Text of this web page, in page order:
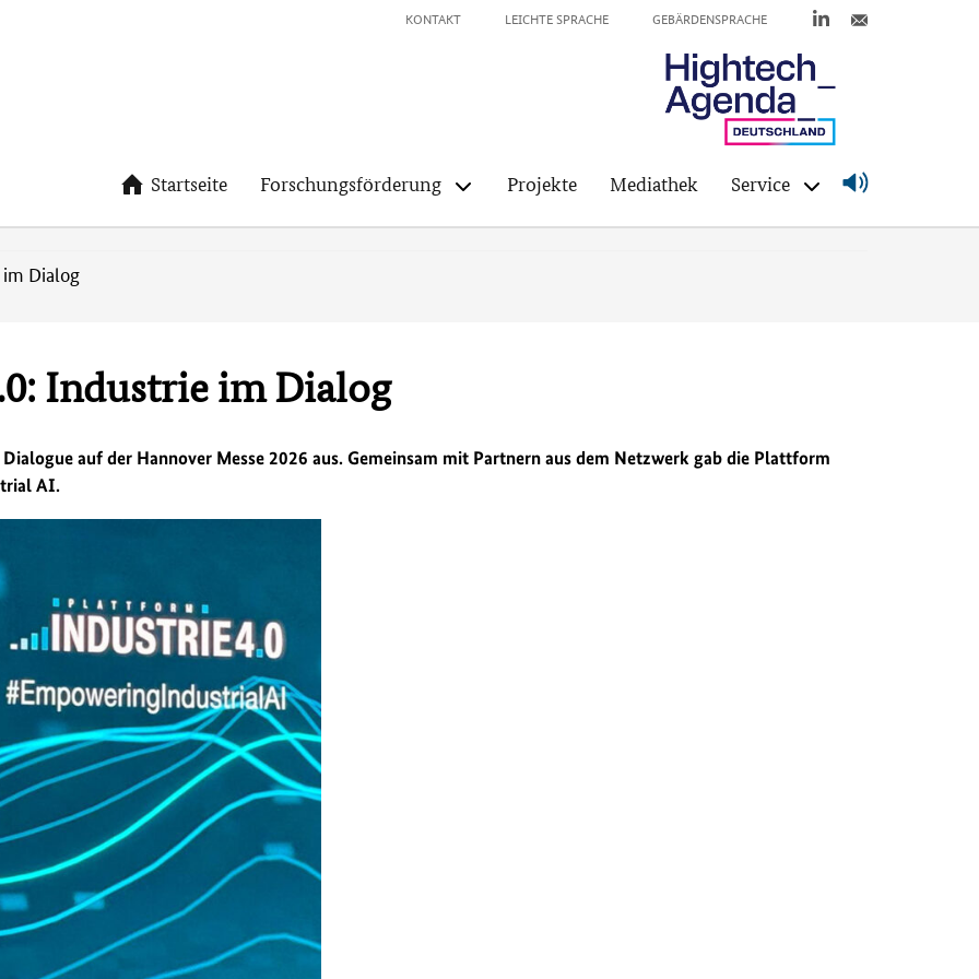
KONTAKT LEICHTE SPRACHE GEBÄRDENSPRACHE
Startseite Forschungsförderung Projekte Mediathek Service
Dialog
Industrie im Dialog
auf der Hannover Messe 2026 aus. Gemeinsam mit Partnern aus dem Netzwerk gab die Plattform
AI.